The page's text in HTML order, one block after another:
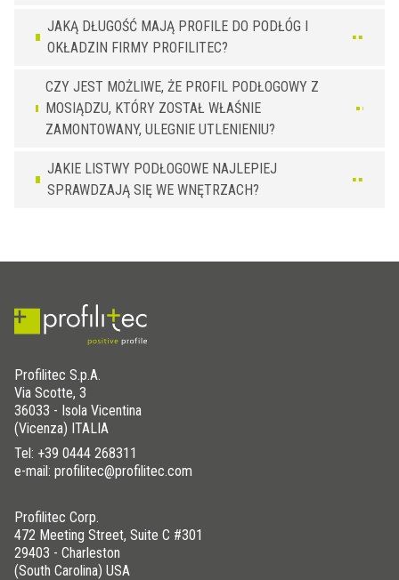
JAKĄ DŁUGOŚĆ MAJĄ PROFILE DO PODŁÓG I
OKŁADZIN FIRMY PROFILITEC?
CZY JEST MOŻLIWE, ŻE PROFIL PODŁOGOWY Z
MOSIĄDZU, KTÓRY ZOSTAŁ WŁAŚNIE
ZAMONTOWANY, ULEGNIE UTLENIENIU?
JAKIE LISTWY PODŁOGOWE NAJLEPIEJ
SPRAWDZAJĄ SIĘ WE WNĘTRZACH?
Profilitec S.p.A.
Via Scotte, 3
36033 - Isola Vicentina
(Vicenza) ITALIA
Tel: +39 0444 268311
e-mail: profilitec@profilitec.com
Profilitec Corp.
472 Meeting Street, Suite C #301
29403 - Charleston
(South Carolina) USA